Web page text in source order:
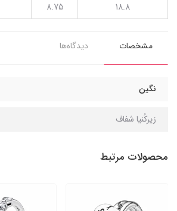
18.8
8.75
مشخصات دیدگاه‌ها
نگین
زیرکُنیا شفاف
محصولات مرتبط